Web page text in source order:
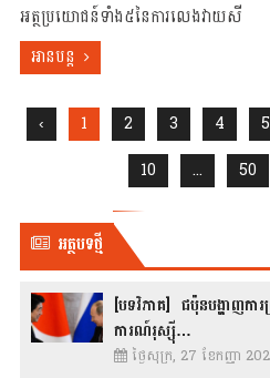
អត្ថប្រយោជន៍ទាំង៥នៃការលេងវាយសី
អានបន្ត
‹ 1 2 3 4 5
10
... 50
អត្ថបទថ្មី
[បទវិភាគ] ជប៉ុនបង្ហាញកា
ការណ៍រុស្ស៊ី…
ថ្ងៃសុក្រ, 27 ខែកញ្ញា